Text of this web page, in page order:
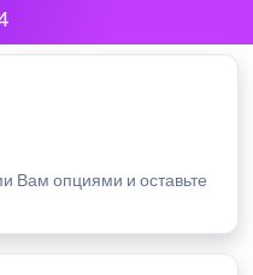
Вам опциями и оставьте